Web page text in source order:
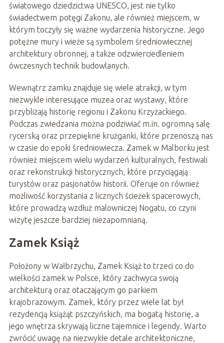
światowego dziedzictwa UNESCO, jest nie tylko
świadectwem potęgi Zakonu, ale również miejscem, w
którym toczyły się ważne wydarzenia historyczne. Jego
potężne mury i wieże są symbolem średniowiecznej
architektury obronnej, a także odzwierciedleniem
ówczesnych technik budowlanych.
Wewnątrz zamku znajduje się wiele atrakcji, w tym
niezwykle interesujące muzea oraz wystawy, które
przybliżają historię regionu i Zakonu Krzyżackiego.
Podczas zwiedzania można podziwiać m.in. ogromną salę
rycerską oraz przepiękne krużganki, które przenoszą nas
w czasie do epoki średniowiecza. Zamek w Malborku jest
również miejscem wielu wydarzeń kulturalnych, festiwali
oraz rekonstrukcji historycznych, które przyciągają
turystów oraz pasjonatów historii. Oferuje on również
możliwość korzystania z licznych ścieżek spacerowych,
które prowadzą wzdłuż malowniczej Nogatu, co czyni
wizytę jeszcze bardziej niezapomnianą.
Zamek Książ
Położony w Wałbrzychu, Zamek Książ to trzeci co do
wielkości zamek w Polsce, który zachwyca swoją
architekturą oraz otaczającym go parkiem
krajobrazowym. Zamek, który przez wiele lat był
rezydencją książąt pszczyńskich, ma bogatą historię, a
jego wnętrza skrywają liczne tajemnice i legendy. Warto
zwrócić uwagę na niezwykłe detale architektoniczne,